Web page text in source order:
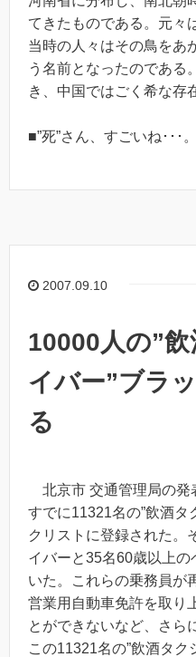
てきたものである。元々
当時の人々はその鳥をあ
う名前となったのである
き、中国ではごく希な存
■”死”さん、すごいね･･･
2007.09.10
10000人の”
イバー”ブラ
る
北京市 交通管理局の発
すでに11321名の”飲酒タ
クリストに登録された。
イバーと35名60歳以上
いた。これらの乗務員が
営業用自動車免許を取り
とができないなど、さら
この11321名の”飲酒タク